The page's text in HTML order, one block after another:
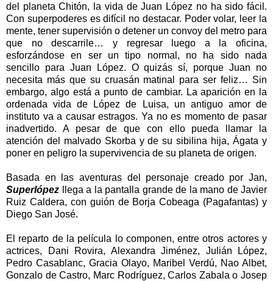
del planeta Chitón, la vida de Juan López no ha sido fácil.
Con superpoderes es difícil no destacar. Poder volar, leer la
mente, tener supervisión o detener un convoy del metro para
que no descarrile… y regresar luego a la oficina,
esforzándose en ser un tipo normal, no ha sido nada
sencillo para Juan López. O quizás sí, porque Juan no
necesita más que su cruasán matinal para ser feliz… Sin
embargo, algo está a punto de cambiar. La aparición en la
ordenada vida de López de Luisa, un antiguo amor de
instituto va a causar estragos. Ya no es momento de pasar
inadvertido. A pesar de que con ello pueda llamar la
atención del malvado Skorba y de su sibilina hija, Ágata y
poner en peligro la supervivencia de su planeta de origen.
Basada en las aventuras del personaje creado por Jan,
Superlópez
llega a la pantalla grande de la mano de Javier
Ruiz Caldera, con guión de Borja Cobeaga (Pagafantas) y
Diego San José.
El reparto de la película lo componen, entre otros actores y
actrices, Dani Rovira, Alexandra Jiménez, Julián López,
Pedro Casablanc, Gracia Olayo, Maribel Verdú, Nao Albet,
Gonzalo de Castro, Marc Rodríguez, Carlos Zabala o Josep